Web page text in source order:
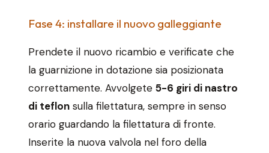
Fase 4: installare il nuovo galleggiante
Prendete il nuovo ricambio e verificate che
la guarnizione in dotazione sia posizionata
correttamente. Avvolgete 5-6 giri di nastro
di teflon sulla filettatura, sempre in senso
orario guardando la filettatura di fronte.
Inserite la nuova valvola nel foro della